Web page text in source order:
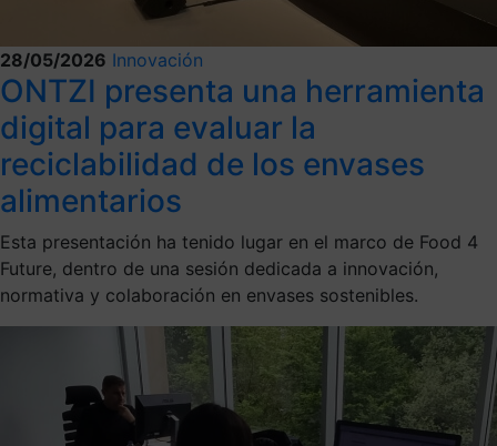
28/05/2026 Innovación
ONTZI presenta una herramienta
digital para evaluar la
reciclabilidad de los envases
alimentarios
Esta presentación ha tenido lugar en el marco de Food 4
Future, dentro de una sesión dedicada a innovación,
normativa y colaboración en envases sostenibles.